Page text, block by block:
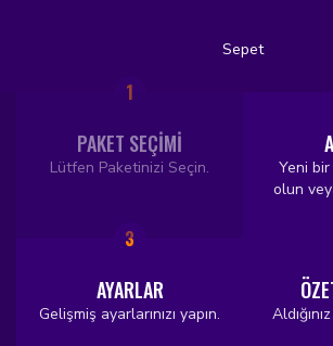
Sepet
1
PAKET SEÇİMİ
Lütfen Paketinizi Seçin.
Yeni
olun
3
AYARLAR
Gelişmiş ayarlarınızı yapın.